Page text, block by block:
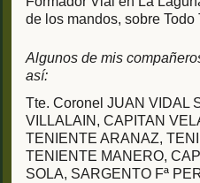
de los mandos, sobre Todo
Algunos de mis
así:
Tte. Coronel JUAN VIDAL
VILLALAIN, CAPITAN
TENIENTE ARANAZ,
TENIENTE MANERO,
SOLA, SARGENTO Fª